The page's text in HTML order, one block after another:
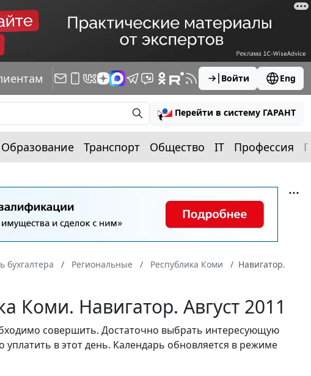
Войти Eng
Перейти в систему ГАРАНТ
Образование Транспорт Общество IT Профессия
бухгалтера Региональные Республика Коми
Навигатор.
Коми. Навигатор. Август 2011
совершить. Достаточно выбрать интересующую
в этот день. Календарь обновляется в режиме